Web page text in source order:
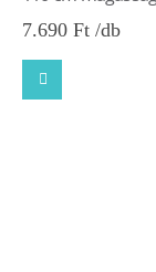
7.690 Ft